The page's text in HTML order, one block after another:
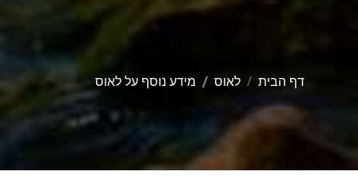
דף הבית לאוס מידע נוסף על לאוס